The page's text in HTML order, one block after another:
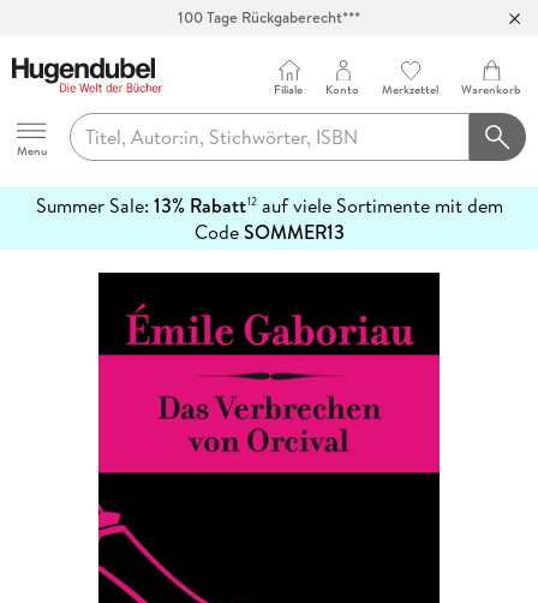
100 Tage Rückgaberecht***
Hugendubel
Menu
Filiale Konto Merkzettel Warenkorb
Summer Sale: 13% Rabatt12auf viele Sortimente mit dem
CodeSOMMER13
erfahren